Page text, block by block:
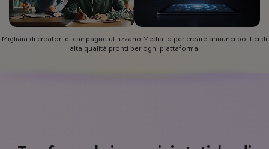
Migliaia di creatori di campagne utilizzano Media.io per creare annunci politici di
alta qualità pronti per ogni piattaforma.